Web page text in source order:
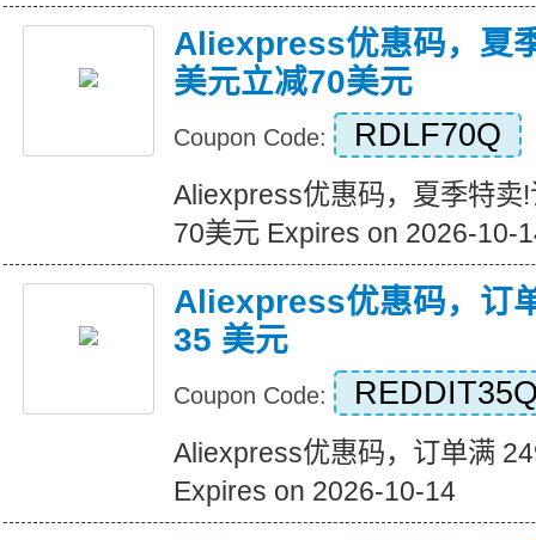
Aliexpress优惠码，夏
美元立减70美元
Coupon Code: RDLF70Q
Aliexpress优惠码，夏季特卖
70美元 Expires on 2026-10-
Aliexpress优惠码，订
35 美元
Coupon Code:
Aliexpress优惠码，订单满
Expires on 2026-10-14